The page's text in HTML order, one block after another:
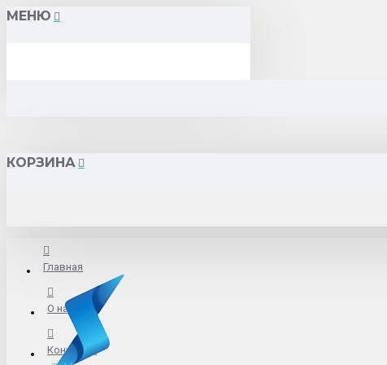
МЕНЮ
КОРЗИНА
Главная
О нас
Контакты